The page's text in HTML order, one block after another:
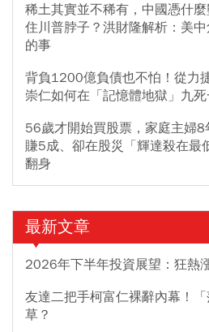
稀土其實並不稀有，中國憑什
住川普脖子？洪財隆解析：美
的事
背負1200億負債也不怕！從力
崇仁如何在「記憶體地獄」九死
56歲才開始買股票，家庭主婦
賺5成、卻在股災「輝達殺在最
翻身
最新文章
2026年下半年投資展望：狂熱
友達二把手柯富仁裸辭內幕！
草？